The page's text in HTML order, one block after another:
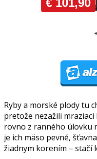
Ryby a morské plody tu
pretože nezažili
rovno z ranného úlovku
je ich mäso pevné,
žiadnym korením – stačí